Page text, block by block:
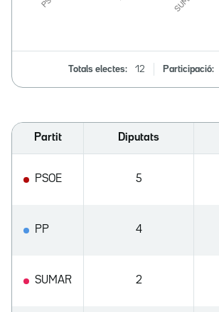
Totals electes: 12 Participació:
Partit Diputats
PSOE 5
PP 4
SUMAR 2